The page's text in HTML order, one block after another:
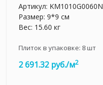
Артикул: KM1010G0060N
Размер: 9*9 см
Вес: 15.60 кг
Плиток в упаковке: 8шт
2 691.32 руб./м2